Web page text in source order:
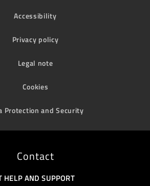
Accessibility
Privacy policy
Legal note
Cookies
Protection and Security
Contact
HELP AND SUPPORT